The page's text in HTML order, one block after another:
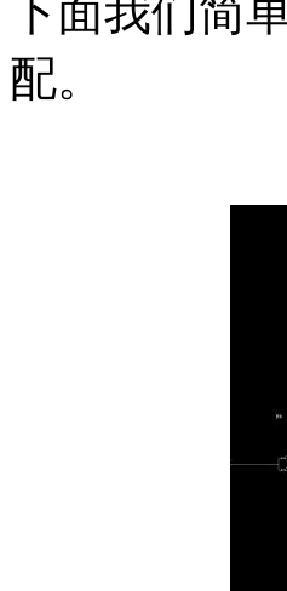
下面我们简
配。